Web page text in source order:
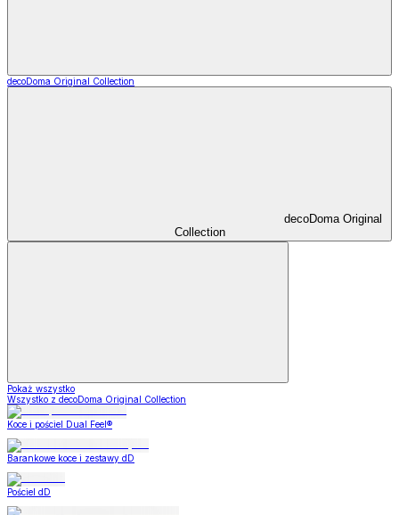
decoDoma Original Collection
decoDoma Original
Collection
Pokaż wszystko
Wszystko z decoDoma Original Collection
Koce i pościel Dual Feel®
Barankowe koce i zestawy dD
Pościel dD